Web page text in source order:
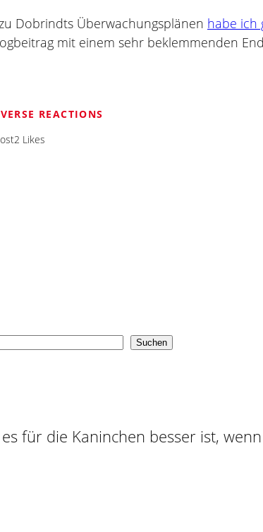
Dobrindts Überwachungsplänen habe ich
mit einem sehr beklemmenden
REACTIONS
2 Likes
Suchen
für die Kaninchen besser ist,